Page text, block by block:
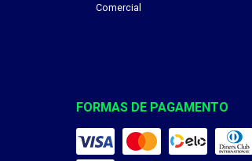
Comercial
FORMAS DE PAGAMENTO